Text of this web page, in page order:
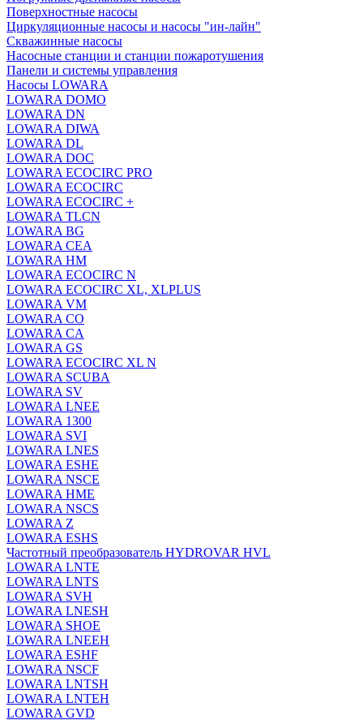
Поверхностные насосы
Циркуляционные насосы и насосы "ин-лайн"
Скважинные насосы
Насосные станции и станции пожаротушения
Панели и системы управления
Насосы LOWARA
LOWARA DOMO
LOWARA DN
LOWARA DIWA
LOWARA DL
LOWARA DOC
LOWARA ECOCIRC PRO
LOWARA ECOCIRC
LOWARA ECOCIRC +
LOWARA TLCN
LOWARA BG
LOWARA CEA
LOWARA HM
LOWARA ECOCIRC N
LOWARA ECOCIRC XL, XLPLUS
LOWARA VM
LOWARA CO
LOWARA CA
LOWARA GS
LOWARA ECOCIRC XL N
LOWARA SCUBA
LOWARA SV
LOWARA LNEE
LOWARA 1300
LOWARA SVI
LOWARA LNES
LOWARA ESHE
LOWARA NSCE
LOWARA HME
LOWARA NSCS
LOWARA Z
LOWARA ESHS
Частотный преобразователь HYDROVAR HVL
LOWARA LNTE
LOWARA LNTS
LOWARA SVH
LOWARA LNESH
LOWARA SHOE
LOWARA LNEEH
LOWARA ESHF
LOWARA NSCF
LOWARA LNTSH
LOWARA LNTEH
LOWARA GVD